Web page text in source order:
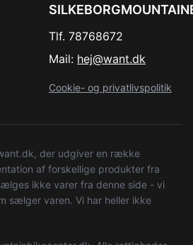
Tlf. 78768672
Mail: hej@want.dk
Cookie- og privatlivspolitik
der udgiver en række
af forskellige produkter fra
ikke varer fra denne side - vi
sælger varen. Vi har heller ikke